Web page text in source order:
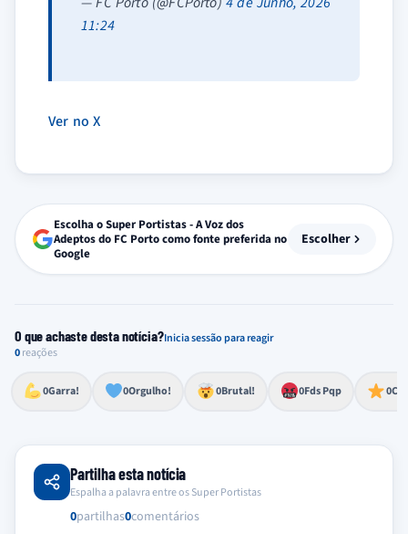
11:24
Ver no X
Escolha o Super Portistas - A Voz dos
Adeptos do FC Porto como fonte preferida no
Google
Escolher
O que achaste desta notícia?Inicia sessão para reagir
0reações
0Garra!
Esforço, determinação, aprovação forte
0Orgulho!
Lealdade, amor clubístico, sentimento profundo
0Brutal!
Impressionante, chocante, de grande impacto 0Fds Pqp
Reação de desespero, raiva, frustração ou espanto extremo 0
Excelência, destaque, o melhor
Partilha esta notícia
Espalha a palavra entre os Super Portistas
0partilhas0comentários